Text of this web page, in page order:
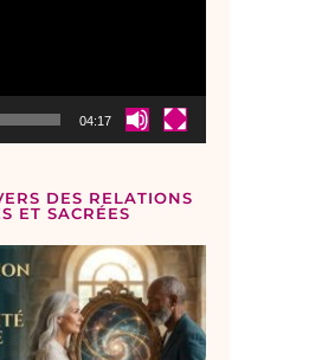
04:17
DES RELATIONS
ET SACRÉES